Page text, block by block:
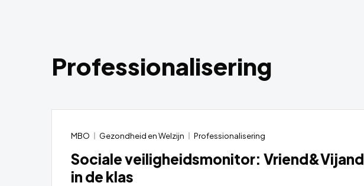
Professionalisering
MBO Gezondheid en Welzijn Professionalisering
Sociale veiligheidsmonitor: Vriend&Vijand
in de klas